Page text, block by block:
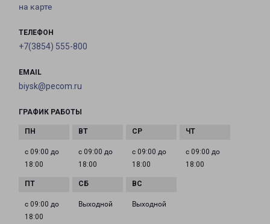
на карте
ТЕЛЕФОН
+7(3854) 555-800
EMAIL
biysk@pecom.ru
ГРАФИК РАБОТЫ
с 09:00 до
18:00
с 09:00 до
18:00
с 09:00 до
18:00
с 09:00 до
18:00
с 09:00 до
18:00
Выходной Выходной